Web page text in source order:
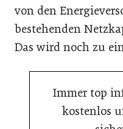
von den
bestehenden
Das wird noch zu
Immer top
kostenlos